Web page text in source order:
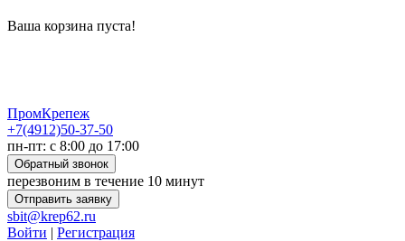
Ваша корзина пуста!
ПромКрепеж
+7(4912)50-37-50
пн-пт: с 8:00 до 17:00
Обратный звонок
перезвоним в течение 10 минут
Отправить заявку
sbit@krep62.ru
Войти | Регистрация